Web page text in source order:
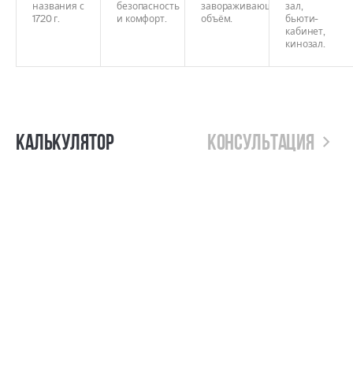
названия с
1720 г.
безопасность
и комфорт.
завораживающий
объём.
зал,
бьюти-
кабинет,
кинозал.
Калькулятор Консультация